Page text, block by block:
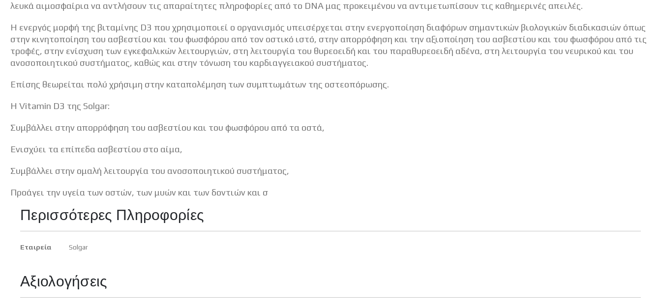
λευκά αιμοσφαίρια να αντλήσουν τις απαραίτητες πληροφορίες από το DNA μας προκειμένου να αντιμετωπίσουν τις καθημερινές απειλές.
Η ενεργός μορφή της βιταμίνης D3 που χρησιμοποιεί ο οργανισμός υπεισέρχεται στην ενεργοποίηση διαφόρων σημαντικών βιολογικών διαδικασιών όπως
στην κινητοποίηση του ασβεστίου και του φωσφόρου από τον οστικό ιστό, στην απορρόφηση και την αξιοποίηση του ασβεστίου και του φωσφόρου από τις
τροφές, στην ενίσχυση των εγκεφαλικών λειτουργιών, στη λειτουργία του θυρεοειδή και του παραθυρεοειδή αδένα, στη λειτουργία του νευρικού και του
ανοσοποιητικού συστήματος, καθώς και στην τόνωση του καρδιαγγειακού συστήματος.
Επίσης θεωρείται πολύ χρήσιμη στην καταπολέμηση των συμπτωμάτων της οστεοπόρωσης.
H Vitamin D3 της Solgar:
Συμβάλλει στην απορρόφηση του ασβεστίου και του φωσφόρου από τα οστά,
Ενισχύει τα επίπεδα ασβεστίου στο αίμα,
Συμβάλλει στην ομαλή λειτουργία του ανοσοποιητικού συστήματος,
Προάγει την υγεία των οστών, των μυών και των δοντιών και σ
Περισσότερες Πληροφορίες
Περισσότερες
Εταιρεία Solgar
Αξιολογήσεις